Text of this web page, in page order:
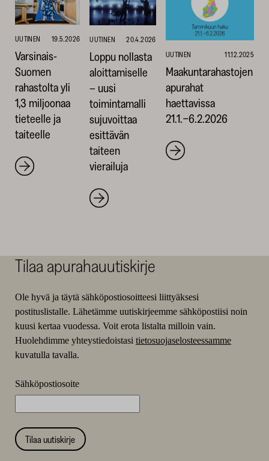
UUTINEN 19.5.2026
Varsinais-
Suomen
rahastolta yli
1,3 miljoonaa
tieteelle ja
taiteelle
UUTINEN 20.4.2026
Loppu nollasta
aloittamiselle
– uusi
toimintamalli
sujuvoittaa
esittävän
taiteen
vierailuja
UUTINEN 11.12.2025
Maakuntarahastojen
apurahat
haettavissa
21.1.−6.2.2026
Tilaa apurahauutiskirje
Ole hyvä ja täytä sähköpostiosoitteesi liittyäksesi
postituslistalle. Lähetämme uutiskirjeemme sähköpostiisi noin
kuusi kertaa vuodessa. Voit erota listalta milloin vain.
Huolehdimme yhteystiedoistasi tietosuojaselosteessamme
kuvatulla tavalla.
Sähköpostiosoite
Tilaa uutiskirje